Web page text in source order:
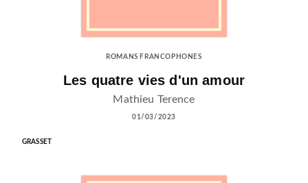
ROMANS FRANCOPHONES
Les quatre vies d'un amour
Mathieu Terence
01/03/2023
GRASSET